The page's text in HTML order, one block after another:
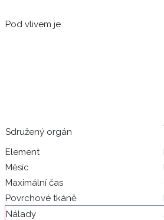
Pod vlivem je
Sdružený orgán
Element
Měsíc
Maximální čas
Povrchové tkáně
Nálady